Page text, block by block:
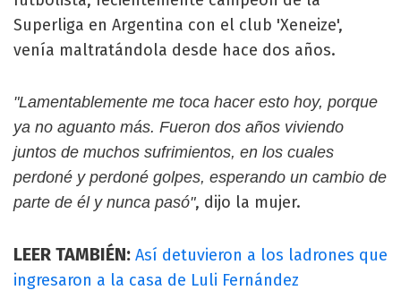
Superliga en Argentina con el club 'Xeneize',
venía maltratándola desde hace dos años.
"Lamentablemente me toca hacer esto hoy, porque
ya no aguanto más. Fueron dos años viviendo
juntos de muchos sufrimientos, en los cuales
perdoné y perdoné golpes, esperando un cambio de
parte de él y nunca pasó", dijo la mujer.
LEER TAMBIÉN: Así detuvieron a los ladrones que
ingresaron a la casa de Luli Fernández